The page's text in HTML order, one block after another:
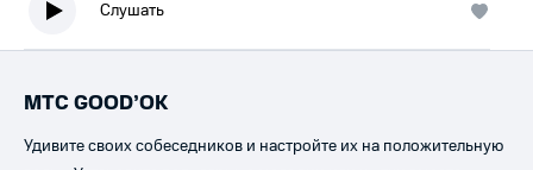
Слушать
МТС GOOD’OK
Удивите своих собеседников и настройте их на положительную